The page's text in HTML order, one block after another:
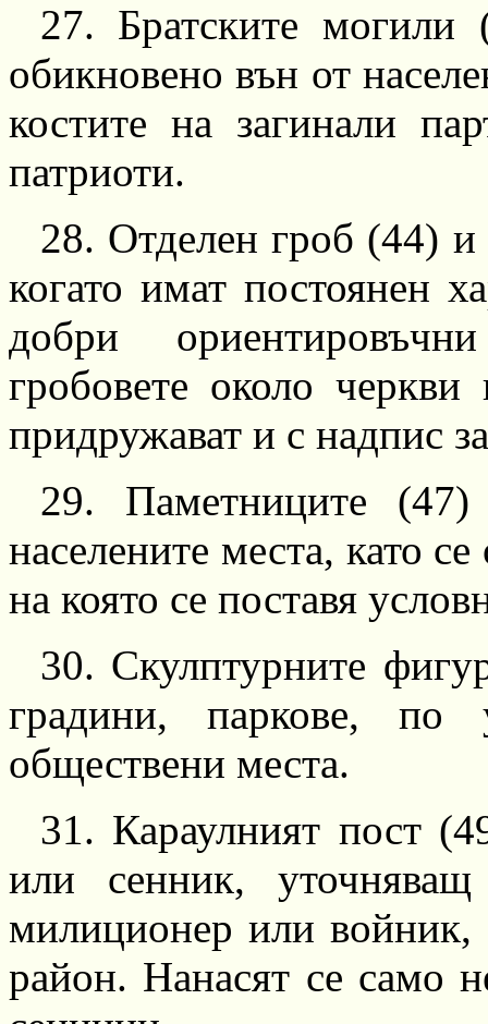
27. Братските могили
обикновено вън от
костите на загинали
патриоти.
28. Отделен гроб (44)
когато имат постоянен
добри
гробовете около
придружават и с надпис
29. Паметниците
населените места, като
на която се поставя
30. Скулптурните
градини, паркове,
обществени места.
31. Караулният пост
или сенник,
милиционер или войник,
район. Нанасят се само